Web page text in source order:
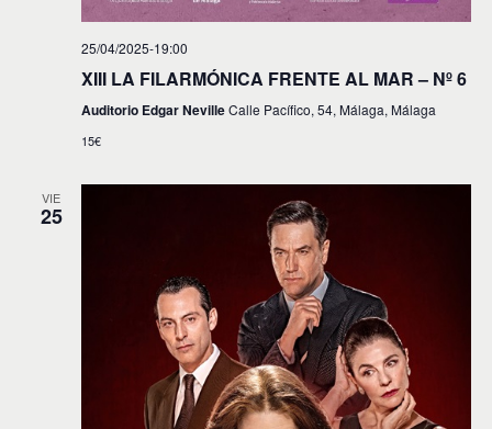
25/04/2025-19:00
XIII LA FILARMÓNICA FRENTE AL MAR – Nº 6
Auditorio Edgar NevilleCalle Pacífico, 54, Málaga, Málaga
15€
VIE
25